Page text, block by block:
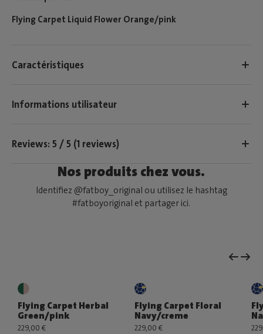
Flying Carpet Liquid Flower Orange/pink
Caractéristiques
Informations utilisateur
Reviews: 5 / 5 (1 reviews)
Nos produits chez vous.
Identifiez @fatboy_original ou utilisez le hashtag
#fatboyoriginal et partager ici.
Flying Carpet Herbal
Green/pink
229,00 €
Flying Carpet Floral
Navy/creme
229,00 €